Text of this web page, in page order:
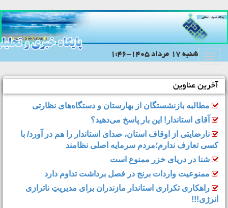
Toggle
شنبه 17 مرداد 1405-1:46
آخرین عناوین
مطالبه بازنشستگان از بهارستان و دستگاه‌های نظارتی
آقای استاندار! این بار پاسخ می‌دهید؟
نارضایتی از اوقاف استان، صدای استاندار را هم در آورد/ با
کسی تعارف ندارم؛مردم سرمایه اصلی نظامند
شنا در دریای خزر ممنوع است
ممنوعیت واردات برنج در فصل برداشت تداوم دارد
راهکاری تکراری استاندار مازندران برای مدیریتِ ناترازی
انرژی!!!